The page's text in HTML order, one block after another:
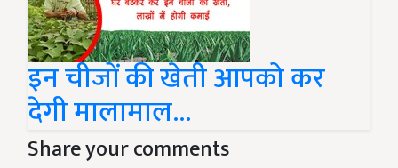
इन चीजों की खेती आपको कर
देगी मालामाल...
Share your comments